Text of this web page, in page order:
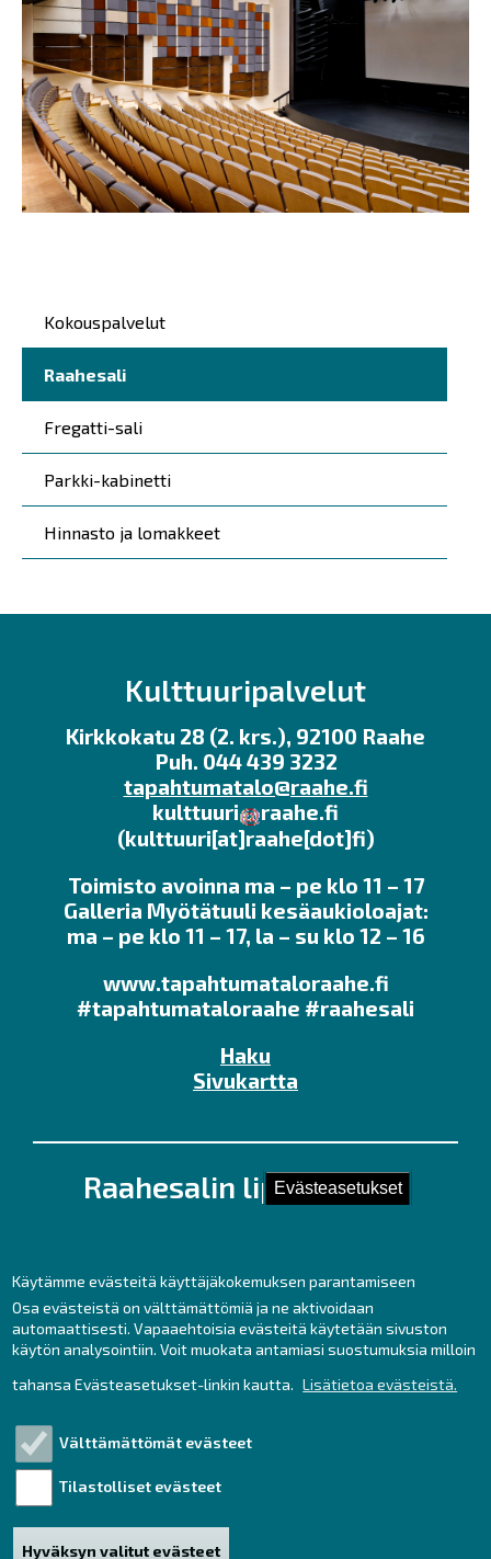
Evästeasetukset
Käytämme evästeitä käyttäjäkokemuksen parantamiseen
Osa evästeistä on välttämättömiä ja ne aktivoidaan
automaattisesti. Vapaaehtoisia evästeitä käytetään sivuston
käytön analysointiin. Voit muokata antamiasi suostumuksia milloin
tahansa Evästeasetukset-linkin kautta. Lisätietoa evästeistä.
Välttämättömät evästeet
Tilastolliset evästeet
Hyväksyn valitut evästeet
Päävalikko
Kokouspalvelut
Raahesali
Fregatti-sali
Parkki-kabinetti
Hinnasto ja lomakkeet
Kulttuuripalvelut
Kirkkokatu 28 (2. krs.), 92100 Raahe
Puh. 044 439 3232
tapahtumatalo@raahe.fi
kulttuuri
raahe.fi
(kulttuuri[at]raahe[dot]fi)
Toimisto avoinna ma – pe klo 11 – 17
Galleria Myötätuuli kesäaukioloajat:
ma – pe klo 11 – 17, la – su klo 12 – 16
www.tapahtumataloraahe.fi
#tapahtumataloraahe #raahesali
Haku
Sivukartta
Raahesalin lipunmyynti
Puh. 044 439 3237
Kesäaukioloajat ma – pe klo 11 – 17
sekä tunti ennen tilaisuuksia.
lipunmyynti
raahe.fi
Liput netistä: